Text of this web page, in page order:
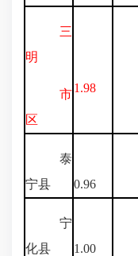
三
明
市
区
1.98
泰
宁县
0.96
宁
化县
1.00